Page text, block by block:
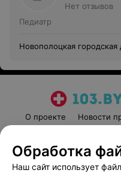
Нет отзывов
Педиатр
Новополоцкая городская
О проекте Новости
Пользовательское
Обработка
Наш сайт использует